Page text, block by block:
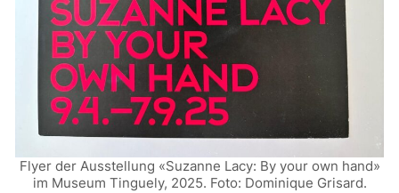
Flyer der Ausstellung «Suzanne Lacy: By your own hand»
im Museum Tinguely, 2025. Foto: Dominique Grisard.